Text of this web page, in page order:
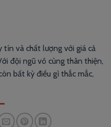
và chất lượng với giá cả
đội ngũ vô cùng thân thiện,
bất kỳ điều gì thắc mắc,